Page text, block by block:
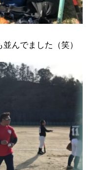
んでました（笑）